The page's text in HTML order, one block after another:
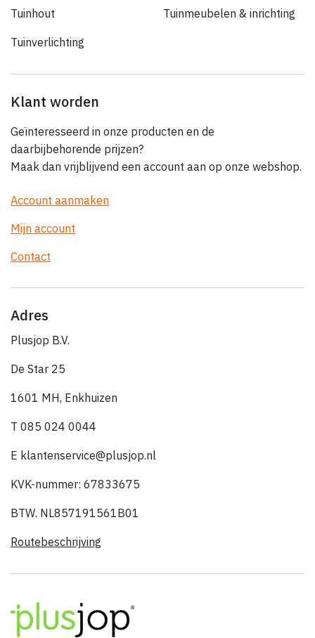
Tuinhout Tuinmeubelen & inrichting
Tuinverlichting
Klant worden
Geïnteresseerd in onze producten en de
daarbijbehorende prijzen?
Maak dan vrijblijvend een account aan op onze webshop.
Account aanmaken
Mijn account
Contact
Adres
Plusjop B.V.
De Star 25
1601 MH, Enkhuizen
T 085 024 0044
E klantenservice@plusjop.nl
KVK-nummer: 67833675
BTW. NL857191561B01
Routebeschrijving